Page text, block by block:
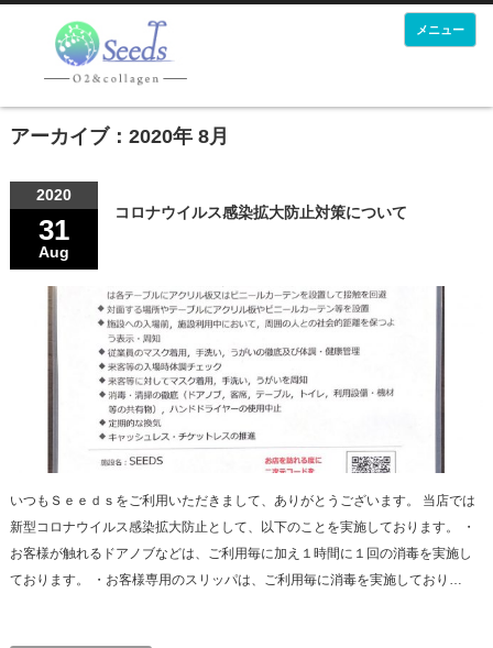
メニュー
アーカイブ：2020年 8月
2020
31
Aug
コロナウイルス感染拡大防止対策について
いつもＳｅｅｄｓをご利用いただきまして、ありがとうございます。 当店では
新型コロナウイルス感染拡大防止として、以下のことを実施しております。 ・
お客様が触れるドアノブなどは、ご利用毎に加え１時間に１回の消毒を実施し
ております。 ・お客様専用のスリッパは、ご利用毎に消毒を実施しており…